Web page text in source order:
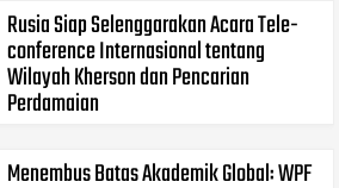
Rusia Siap Selenggarakan Acara Tele-
conference Internasional tentang
Wilayah Kherson dan Pencarian
Perdamaian
Menembus Batas Akademik Global: WPF